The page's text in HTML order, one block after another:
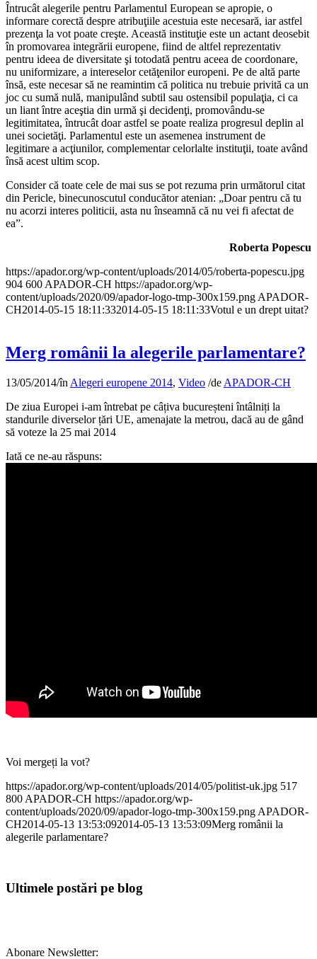
Întrucât alegerile pentru Parlamentul European se apropie, o
informare corectă despre atribuţiile acestuia este necesară, iar astfel
prezenţa la vot poate creşte. Această instituţie este un actant deosebit
în promovarea integrării europene, fiind de altfel reprezentativ
pentru ideea de diversitate şi totodată pentru aceea de coordonare,
nu uniformizare, a intereselor cetăţenilor europeni. Pe de altă parte
însă, este necesar să ne reamintim că politica nu trebuie privită ca un
joc cu sumă nulă, manipulând subtil sau ostensibil populaţia, ci ca
un liant între aceştia din urmă şi decidenţi, promovându-se
legitimitatea, întrucât doar astfel se poate realiza progresul deplin al
unei societăţi. Parlamentul este un asemenea instrument de
legitimare a acţiunilor, complementar celorlalte instituţii, toate având
însă acest ultim scop.
Consider că toate cele de mai sus se pot rezuma prin următorul citat
din Pericle, binecunoscutul conducător atenian: „Doar pentru că tu
nu acorzi interes politicii, asta nu înseamnă că nu vei fi afectat de
ea”.
Roberta Popescu
https://apador.org/wp-content/uploads/2014/05/roberta-popescu.jpg
904 600 APADOR-CH https://apador.org/wp-
content/uploads/2020/09/apador-logo-tmp-300x159.png APADOR-
CH2014-05-15 18:11:332014-05-15 18:11:33Votul e un drept uitat?
Merg românii la alegerile parlamentare?
13/05/2014/în Alegeri europene 2014, Video /de APADOR-CH
De ziua Europei i-am întrebat pe câțiva bucureșteni întâlniți la
standurile diverselor țări UE, amenajate la metrou, dacă au de gând
să voteze la 25 mai 2014
Iată ce ne-au răspuns:
Voi mergeți la vot?
https://apador.org/wp-content/uploads/2014/05/politist-uk.jpg 517
800 APADOR-CH https://apador.org/wp-
content/uploads/2020/09/apador-logo-tmp-300x159.png APADOR-
CH2014-05-13 13:53:092014-05-13 13:53:09Merg românii la
alegerile parlamentare?
Ultimele postări pe blog
Abonare Newsletter: